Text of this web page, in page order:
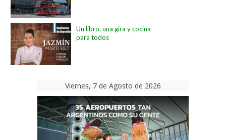
Un libro, una gira y cocina
para todos
Viernes, 7 de Agosto de 2026